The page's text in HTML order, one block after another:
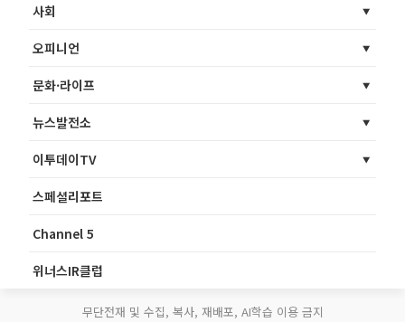
사회
오피니언
문화·라이프
뉴스발전소
이투데이TV
스페셜리포트
Channel 5
위너스IR클럽
무단전재 및 수집, 복사, 재배포, AI학습 이용 금지